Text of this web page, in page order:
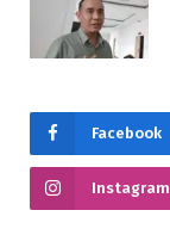
Facebook
Instagram